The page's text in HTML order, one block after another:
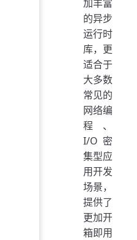
加丰富
的异步
运行时
库，更
适合于
大多数
常见的
网络编
程、
I/O 密
集型应
用开发
场景，
提供了
更加开
箱即用